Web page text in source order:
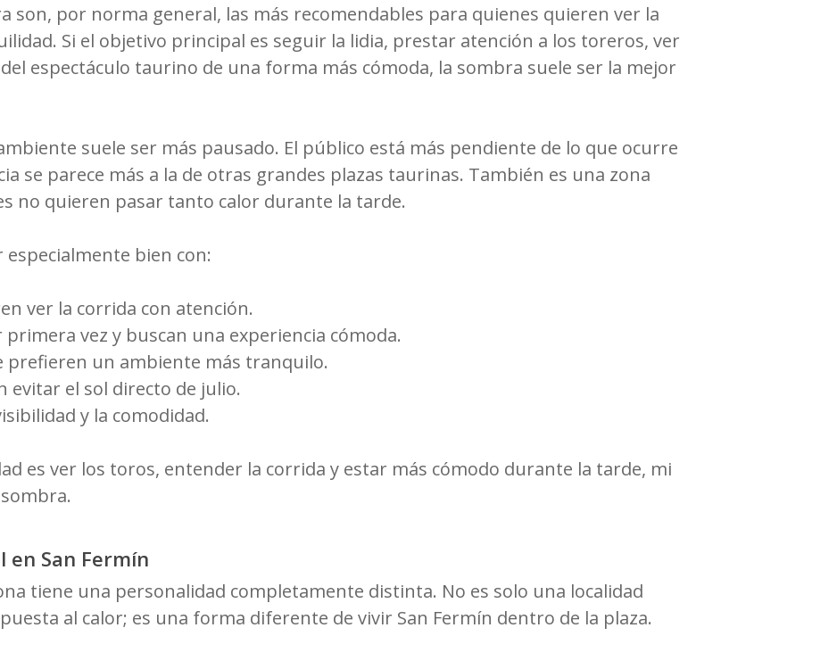
son, por norma general, las más recomendables para quienes quieren ver la
Si el objetivo principal es seguir la lidia, prestar atención a los toreros, ver
espectáculo taurino de una forma más cómoda, la sombra suele ser la mejor
suele ser más pausado. El público está más pendiente de lo que ocurre
se parece más a la de otras grandes plazas taurinas. También es una zona
no quieren pasar tanto calor durante la tarde.
especialmente bien con:
ver la corrida con atención.
vez y buscan una experiencia cómoda.
prefieren un ambiente más tranquilo.
evitar el sol directo de julio.
y la comodidad.
es ver los toros, entender la corrida y estar más cómodo durante la tarde, mi
en San Fermín
tiene una personalidad completamente distinta. No es solo una localidad
al calor; es una forma diferente de vivir San Fermín dentro de la plaza.